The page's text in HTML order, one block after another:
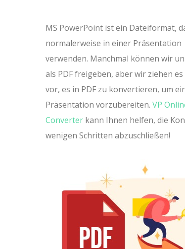
MS PowerPoint ist ein Dateiformat,
normalerweise in einer Präsentation
verwenden. Manchmal können wir
als PDF freigeben, aber wir ziehen
vor, es in PDF zu konvertieren, um
Präsentation vorzubereiten. VP
Converter kann Ihnen helfen, die
wenigen Schritten abzuschließen!